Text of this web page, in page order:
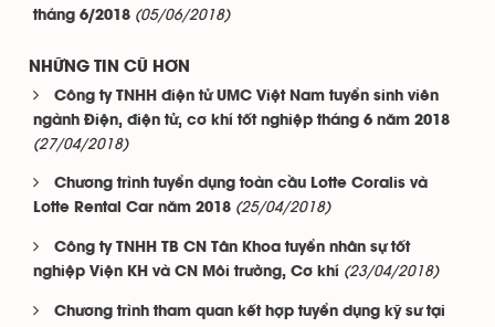
tháng 6/2018 (05/06/2018)
NHỮNG TIN CŨ HƠN
Công ty TNHH điện tử UMC Việt Nam tuyển sinh viên
ngành Điện, điện tử, cơ khí tốt nghiệp tháng 6 năm 2018
(27/04/2018)
Chương trình tuyển dụng toàn cầu Lotte Coralis và
Lotte Rental Car năm 2018 (25/04/2018)
Công ty TNHH TB CN Tân Khoa tuyển nhân sự tốt
nghiệp Viện KH và CN Môi trường, Cơ khí (23/04/2018)
Chương trình tham quan kết hợp tuyển dụng kỹ sư tại